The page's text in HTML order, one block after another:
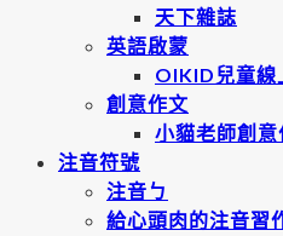
天下雜誌
英語啟蒙
OIKID兒童線
創意作文
小貓老師創
注音符號
注音ㄅ
給心頭肉的注音習